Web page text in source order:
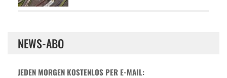
NEWS-ABO
JEDEN MORGEN KOSTENLOS PER E-MAIL: